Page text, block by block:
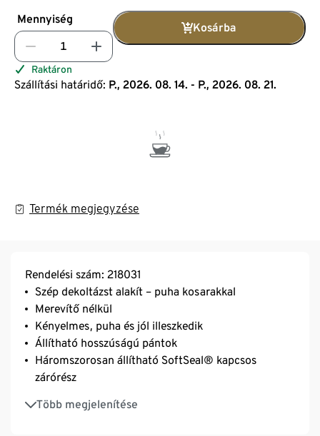
Mennyiség
Kosárba
Raktáron
Szállítási határidő: P., 2026. 08. 14. - P., 2026. 08. 21.
Termék megjegyzése
Rendelési szám: 218031
Szép dekoltázst alakít – puha kosarakkal
Merevítő nélkül
Kényelmes, puha és jól illeszkedik
Állítható hosszúságú pántok
Háromszorosan állítható SoftSeal® kapcsos
zárórész
Több megjelenítése
Kiváló minőségű márkás elasztánnal, tartós és
rendkívül mosásálló